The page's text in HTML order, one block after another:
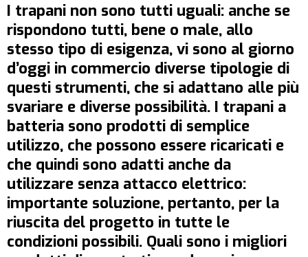
I trapani non sono tutti uguali: anche se
rispondono tutti, bene o male, allo
stesso tipo di esigenza, vi sono al giorno
d’oggi in commercio diverse tipologie di
questi strumenti, che si adattano alle più
svariare e diverse possibilità. I trapani a
batteria sono prodotti di semplice
utilizzo, che possono essere ricaricati e
che quindi sono adatti anche da
utilizzare senza attacco elettrico:
importante soluzione, pertanto, per la
riuscita del progetto in tutte le
condizioni possibili. Quali sono i migliori